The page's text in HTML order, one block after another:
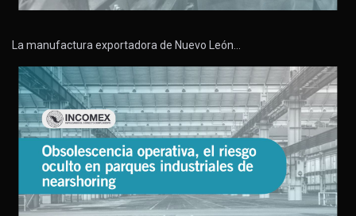
La manufactura exportadora de Nuevo León…